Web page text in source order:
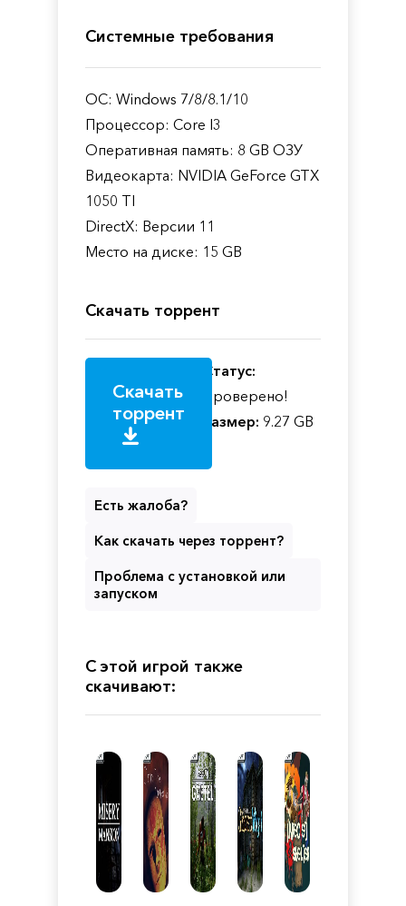
Системные требования
ОС: Windows 7/8/8.1/10
Процессор: Core I3
Оперативная память: 8 GB ОЗУ
Видеокарта: NVIDIA GeForce GTX
1050 TI
DirectX: Версии 11
Место на диске: 15 GB
Скачать торрент
Скачать
торрент
Статус:
Проверено!
Размер: 9.27 GB
Есть жалоба?
Как скачать через торрент?
Проблема с установкой или
запуском
С этой игрой также
скачивают: